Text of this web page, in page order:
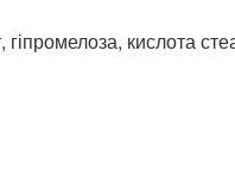
кислота